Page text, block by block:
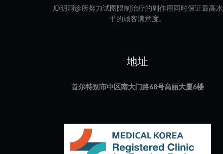
JD明洞诊所努力试图限制治疗的副作用同时保证最高水
平的顾客满意度。
地址
首尔特别市中区南大门路68号高丽大厦6楼